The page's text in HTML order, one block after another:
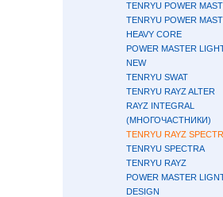
TENRYU POWER
TENRYU POWER
HEAVY CORE
POWER MASTER
NEW
TENRYU SWAT
TENRYU RAYZ ALTER
RAYZ INTEGRAL
(МНОГОЧАСТНИКИ)
TENRYU RAYZ
TENRYU SPECTRA
TENRYU RAYZ
POWER MASTER
DESIGN